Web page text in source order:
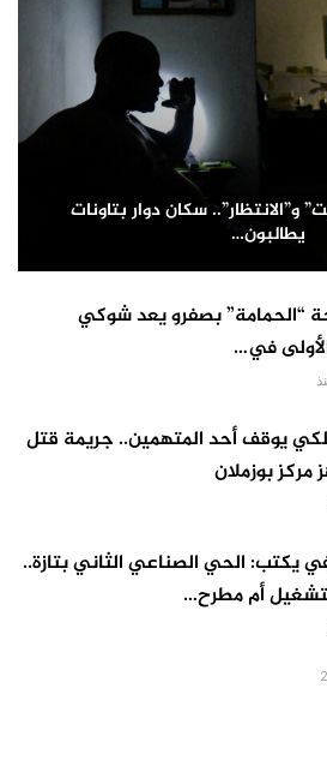
و”الانتظار”.. سكان دوار بتاونات
يطالبون…
“الحمامة” بصفرو يعد شوكي
في…
يوقف أحد المتهمين.. جريمة قتل
مركز بوزملان
يكتب: الحي الصناعي الثاني بتازة..
أم مطرح…